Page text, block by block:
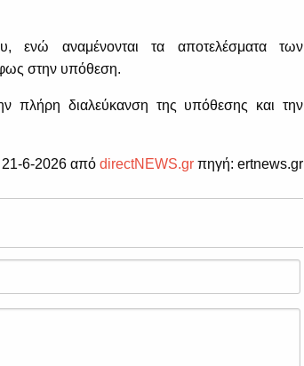
ενώ αναμένονται τα αποτελέσματα των
φως στην υπόθεση.
πλήρη διαλεύκανση της υπόθεσης και την
6-2026 από directNEWS.gr πηγή: ertnews.gr